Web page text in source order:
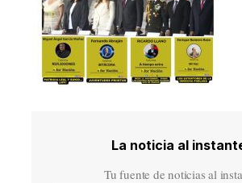
La noticia al
Tu fuente de noticias al